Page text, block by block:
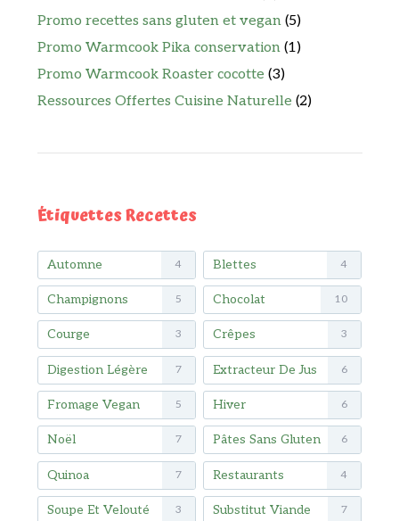
Promo recettes sans gluten et vegan (5)
Promo Warmcook Pika conservation (1)
Promo Warmcook Roaster cocotte (3)
Ressources Offertes Cuisine Naturelle (2)
Étiquettes Recettes
Automne 4 Blettes 4
Champignons 5 Chocolat 10
Courge 3 Crêpes 3
Digestion Légère 7 Extracteur De Jus 6
Fromage Vegan 5 Hiver 6
Noël 7 Pâtes Sans Gluten 6
Quinoa 7 Restaurants 4
Soupe Et Velouté 3 Substitut Viande 7